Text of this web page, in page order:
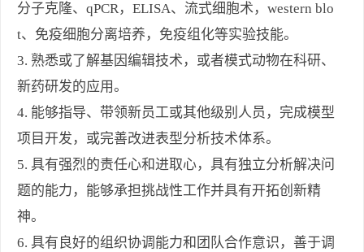
分子克隆、 qPCR， ELISA、流式细胞术， western blo
t、免疫细胞分离培养，免疫组化等实验技能。
3. 熟悉或了解基因编辑技术，或者模式动物在科研、
新药研发的应用。
4. 能够指导、带领新员工或其他级别人员，完成模型
项目开发，或完善改进表型分析技术体系。
5. 具有强烈的责任心和进取心，具有独立分析解决问
题的能力，能够承担挑战性工作并具有开拓创新精
神。
6. 具有良好的组织协调能力和团队合作意识，善于调